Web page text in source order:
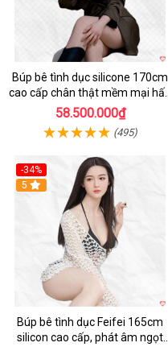
Búp bê tình dục silicone 170cm
cao cấp chân thật mềm mại hấp
dẫn
58.500.000₫
(495)
-34%
5
Búp bê tình dục Feifei 165cm
silicon cao cấp, phát âm ngọt